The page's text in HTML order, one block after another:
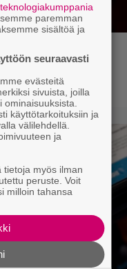
OnlyFans-
paremman
sisältöä ja
seuraavasti
evästeitä
sivuista, joilla
käyttötarkoituksiin ja
välilehdellä.
ja
tietoja myös ilman
peruste. Voit
milloin tahansa